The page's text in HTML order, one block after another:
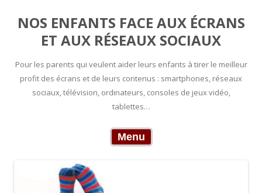
NOS ENFANTS FACE AUX ÉCRANS
ET AUX RÉSEAUX SOCIAUX
Pour les parents qui veulent aider leurs enfants à tirer le meilleur
profit des écrans et de leurs contenus : smartphones, réseaux
sociaux, télévision, ordinateurs, consoles de jeux vidéo,
tablettes…
Menu